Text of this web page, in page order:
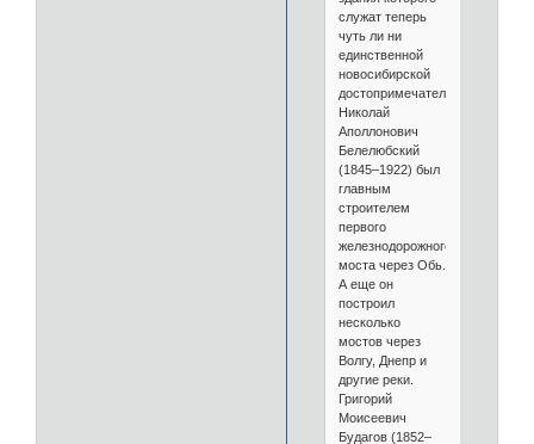
служат теперь
чуть ли ни
единственной
новосибирской
достопримечательностью.
Николай
Аполлонович
Белелюбский
(1845–1922) был
главным
строителем
первого
железнодорожного
моста через Обь.
А еще он
построил
несколько
мостов через
Волгу, Днепр и
другие реки.
Григорий
Моисеевич
Будагов (1852–